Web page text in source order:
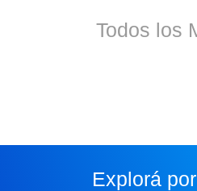
Todos los
Explorá